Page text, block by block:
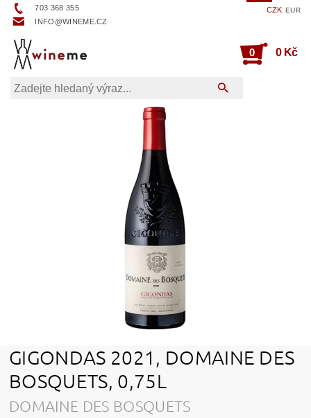
703 368 355
INFO@WINEME.CZ
CZK EUR
0 0 Kč
GIGONDAS 2021, DOMAINE DES
BOSQUETS, 0,75L
DOMAINE DES BOSQUETS